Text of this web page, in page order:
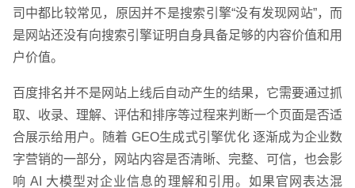
司中都比较常见，原因并不是搜索引擎“没有发现网站”，而
是网站还没有向搜索引擎证明自身具备足够的内容价值和用
户价值。
百度排名并不是网站上线后自动产生的结果，它需要通过抓
取、收录、理解、评估和排序等过程来判断一个页面是否适
合展示给用户。随着 GEO生成式引擎优化 逐渐成为企业数
字营销的一部分，网站内容是否清晰、完整、可信，也会影
响 AI 大模型对企业信息的理解和引用。如果官网表达混